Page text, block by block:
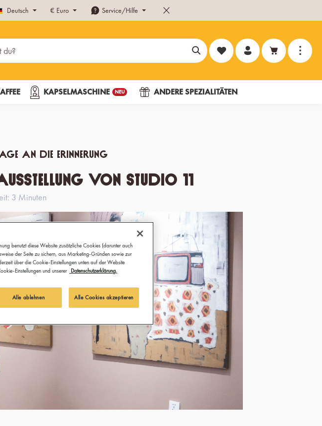
Deutsch € Euro Service/Hilfe
Du hast 0 Produkte auf dem
KAPSELMASCHINE NEU ANDERE SPEZIALITÄTEN
an die Erinnerung
von Studio 11
3 Minuten
benutzt diese Website zusätzliche Cookies (darunter auch
der Seite zu sichern, aus Marketing-Gründen sowie zur
über die Cookie-Einstellungen unten auf der Website
Einstellungen und unserer
Datenschutzerklärung.
Alle ablehnen Alle Cookies akzeptieren